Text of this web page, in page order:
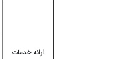
ارائه خدمات